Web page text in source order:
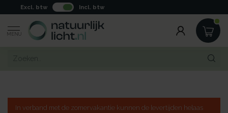
Excl. btw Incl. btw
MENU
In verband met de zomervakantie kunnen de levertijden helaas